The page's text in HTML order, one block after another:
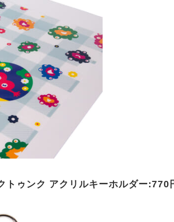
トゥンク アクリルキーホルダー:770